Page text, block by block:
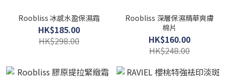
Roobliss 冰感水盈保濕霜
HK$185.00
HK$298.00
Roobliss 深層保濕精華爽膚
棉片
HK$160.00
HK$248.00